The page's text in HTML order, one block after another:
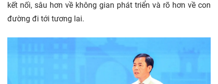
kết nối, sâu hơn về không gian phát triển và rõ hơn về con
đường đi tới tương lai.